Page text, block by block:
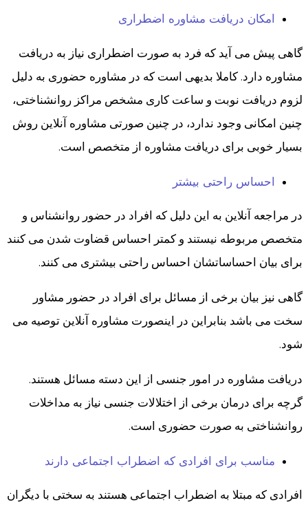
امکان دریافت مشاوره اضطراری
گاهی پیش می آید که فرد به صورت اضطراری نیاز به دریافت
مشاوره دارد. کاملا بدیهی است که در مشاوره حضوری به دلیل
لزوم دریافت نوبت و ساعت کاری مشخص مراکز روانشناختی،
چنین امکانی وجود ندارد، در چنین صورتی مشاوره آنلاین روش
بسیار خوبی برای دریافت مشاوره از متخصص است.
احساس راحتی بیشتر
در مراجعه آنلاین به این دلیل که افراد در حضور روانشناس و
متخصص مربوطه نیستند و کمتر احساس قضاوت شدن می کنند
برای بیان احساساتشان احساس راحتی بیشتری می کنند.
گاهی نیز بیان برخی از مسائل برای افراد در حضور مشاور
سخت می باشد بنابراین در اینصورت مشاوره آنلاین توصیه می
شود.
دریافت مشاوره در امور جنسی از این دسته مسائل هستند.
گرچه برای درمان برخی از اختلالات جنسی نیاز به مداخلات
روانشناختی به صورت حضوری است.
مناسب برای افرادی که اضطراب اجتماعی دارند
افرادی که مبتلا به اضطراب اجتماعی هستند به سختی با دیگران